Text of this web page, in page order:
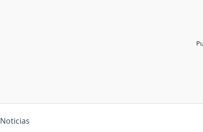
Noticias